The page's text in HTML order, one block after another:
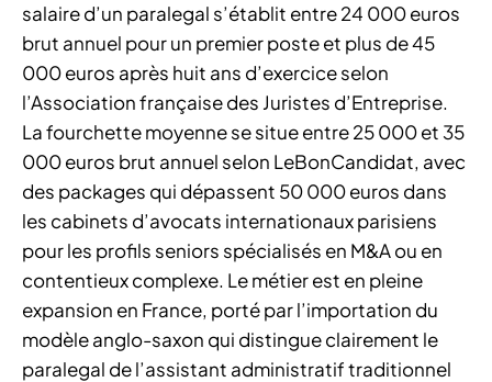
salaire d’un paralegal s’établit entre 24 000 euros
brut annuel pour un premier poste et plus de 45
000 euros après huit ans d’exercice selon
l’Association française des Juristes d’Entreprise.
La fourchette moyenne se situe entre 25 000 et 35
000 euros brut annuel selon LeBonCandidat, avec
des packages qui dépassent 50 000 euros dans
les cabinets d’avocats internationaux parisiens
pour les profils seniors spécialisés en M&A ou en
contentieux complexe. Le métier est en pleine
expansion en France, porté par l’importation du
modèle anglo-saxon qui distingue clairement le
paralegal de l’assistant administratif traditionnel